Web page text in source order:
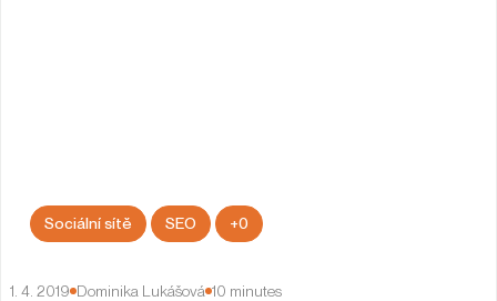
1. 4. 2019 Dominika Lukášová 10 minutes
Sociální sítě SEO +0